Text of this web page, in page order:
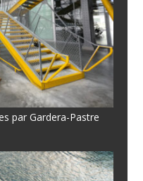
par Gardera-Pastre